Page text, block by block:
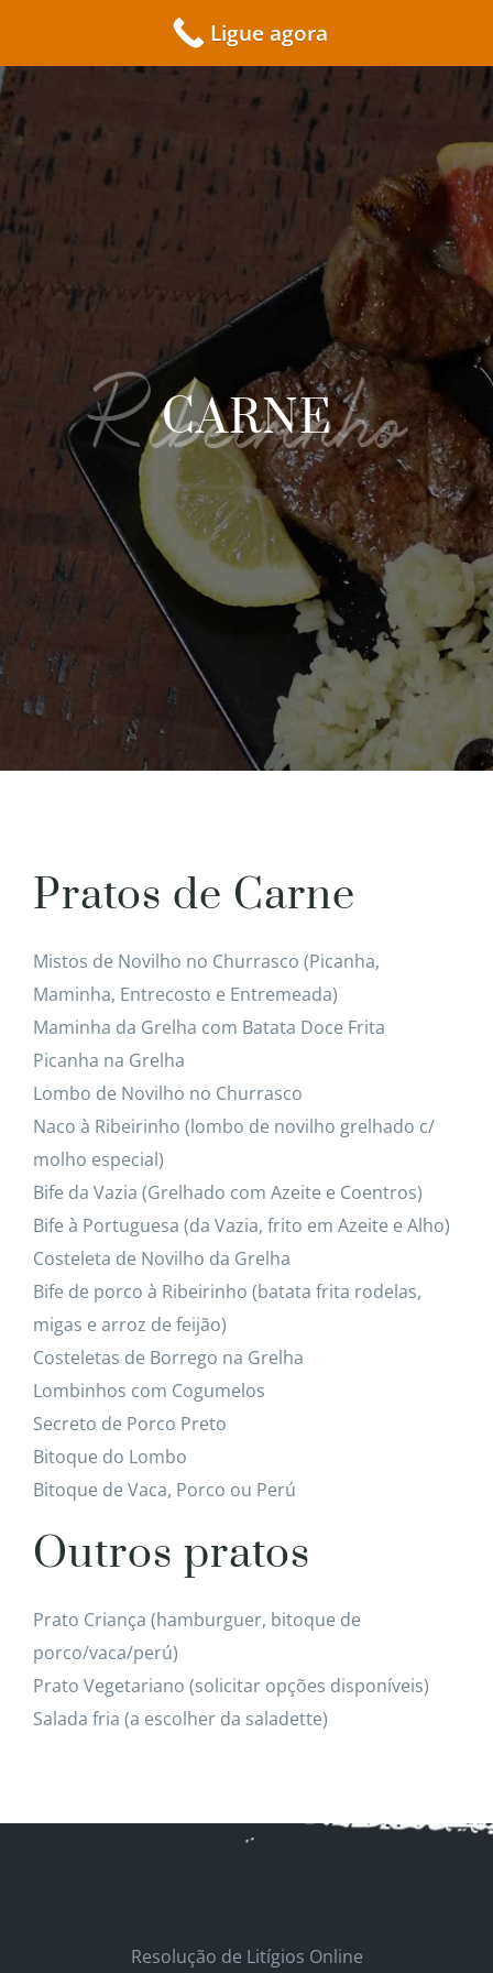
CARNE
Pratos de Carne
Mistos de Novilho no Churrasco (Picanha,
Maminha, Entrecosto e Entremeada)
Maminha da Grelha com Batata Doce Frita
Picanha na Grelha
Lombo de Novilho no Churrasco
Naco à Ribeirinho (lombo de novilho grelhado c/
molho especial)
Bife da Vazia (Grelhado com Azeite e Coentros)
Bife à Portuguesa (da Vazia, frito em Azeite e Alho)
Costeleta de Novilho da Grelha
Bife de porco à Ribeirinho (batata frita rodelas,
migas e arroz de feijão)
Costeletas de Borrego na Grelha
Lombinhos com Cogumelos
Secreto de Porco Preto
Bitoque do Lombo
Bitoque de Vaca, Porco ou Perú
Outros pratos
Prato Criança (hamburguer, bitoque de
porco/vaca/perú)
Prato Vegetariano (solicitar opções disponíveis)
Salada fria (a escolher da saladette)
Resolução de Litígios Online
Ligue agora